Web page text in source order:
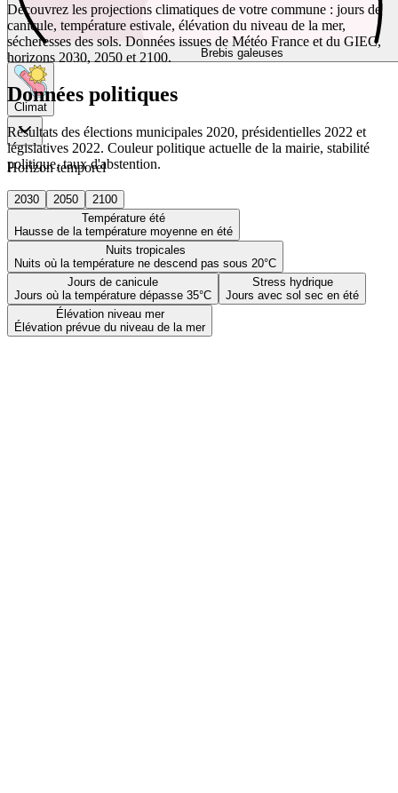
Brebis galeuses
Climat
Horizon temporel
2030 2050
2100
Température été
Hausse de la température moyenne en été
Nuits tropicales
Nuits où la température ne descend pas sous 20°C
Jours de canicule
Jours où la température dépasse 35°C
Stress hydrique
Jours avec sol sec en été
Élévation niveau mer
Élévation prévue du niveau de la mer
Découvrez les projections climatiques de votre commune : jours de
canicule, température estivale, élévation du niveau de la mer,
sécheresses des sols. Données issues de Météo France et du GIEC,
horizons 2030, 2050 et 2100.
Données politiques
Résultats des élections municipales 2020, présidentielles 2022 et
législatives 2022. Couleur politique actuelle de la mairie, stabilité
politique, taux d'abstention.